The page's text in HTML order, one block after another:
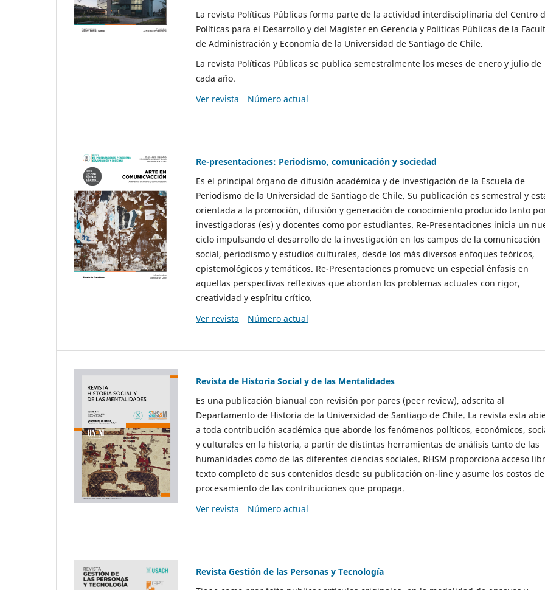
La revista Políticas Públicas forma parte de la actividad interdisciplinaria del Centro
Políticas para el Desarrollo y del Magíster en Gerencia y Políticas Públicas de la
de Administración y Economía de la Universidad de Santiago de Chile.
La revista Políticas Públicas se publica semestralmente los meses de enero y julio de
cada año.
Ver revista
Número actual
Re-presentaciones: Periodismo, comunicación y sociedad
Es el principal órgano de difusión académica y de investigación de la Escuela de
Periodismo de la Universidad de Santiago de Chile. Su publicación es semestral y
orientada a la promoción, difusión y generación de conocimiento producido tanto
investigadoras (es) y docentes como por estudiantes. Re-Presentaciones inicia un
ciclo impulsando el desarrollo de la investigación en los campos de la comunicación
social, periodismo y estudios culturales, desde los más diversos enfoques teóricos,
epistemológicos y temáticos. Re-Presentaciones promueve un especial énfasis en
aquellas perspectivas reflexivas que abordan los problemas actuales con rigor,
creatividad y espíritu crítico.
Ver revista
Número actual
Revista de Historia Social y de las Mentalidades
Es una publicación bianual con revisión por pares (peer review), adscrita al
Departamento de Historia de la Universidad de Santiago de Chile. La revista esta
a toda contribución académica que aborde los fenómenos políticos, económicos,
y culturales en la historia, a partir de distintas herramientas de análisis tanto de las
humanidades como de las diferentes ciencias sociales. RHSM proporciona acceso
texto completo de sus contenidos desde su publicación on-line y asume los costos de
procesamiento de las contribuciones que propaga.
Ver revista
Número actual
Revista Gestión de las Personas y Tecnología